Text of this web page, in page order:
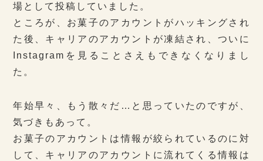
場として投稿していました。
ところが、お菓子のアカウントがハッキングされ
た後、キャリアのアカウントが凍結され、ついに
Instagramを見ることさえもできなくなりまし
た。
年始早々、もう散々だ…と思っていたのですが、
気づきもあって。
お菓子のアカウントは情報が絞られているのに対
して、キャリアのアカウントに流れてくる情報は